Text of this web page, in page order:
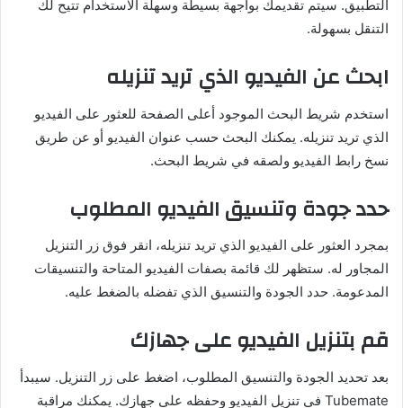
التطبيق. سيتم تقديمك بواجهة بسيطة وسهلة الاستخدام تتيح لك
التنقل بسهولة.
ابحث عن الفيديو الذي تريد تنزيله
استخدم شريط البحث الموجود أعلى الصفحة للعثور على الفيديو
الذي تريد تنزيله. يمكنك البحث حسب عنوان الفيديو أو عن طريق
نسخ رابط الفيديو ولصقه في شريط البحث.
حدد جودة وتنسيق الفيديو المطلوب
بمجرد العثور على الفيديو الذي تريد تنزيله، انقر فوق زر التنزيل
المجاور له. ستظهر لك قائمة بصفات الفيديو المتاحة والتنسيقات
المدعومة. حدد الجودة والتنسيق الذي تفضله بالضغط عليه.
قم بتنزيل الفيديو على جهازك
بعد تحديد الجودة والتنسيق المطلوب، اضغط على زر التنزيل. سيبدأ
Tubemate في تنزيل الفيديو وحفظه على جهازك. يمكنك مراقبة